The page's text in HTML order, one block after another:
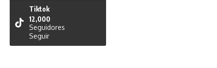
Tiktok
12,000
Seguidores
Seguir